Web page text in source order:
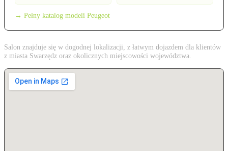
→ Pełny katalog modeli Peugeot
Salon znajduje się w dogodnej lokalizacji, z łatwym dojazdem dla klientów
z miasta Swarzędz oraz okolicznych miejscowości województwa.